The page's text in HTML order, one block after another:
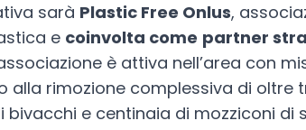
sarà Plastic Free Onlus,
e coinvolta come partner
è attiva nell’area con
rimozione complessiva di oltre
e centinaia di mozziconi di